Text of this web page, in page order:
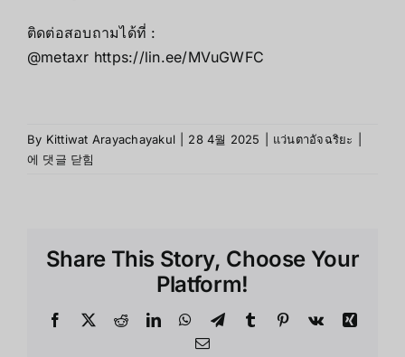
ติดต่อสอบถามได้ที่ :
@metaxr https://lin.ee/MVuGWFC
By Kittiwat Arayachayakul 28 4월 2025 แว่นตาอัจฉริยะ
에 댓글 닫힘
Share This Story, Choose Your
Platform!
Facebook
X RedditLinkedInWhatsApp
TelegramTumblr Pinterest
Vk
Xing
Email